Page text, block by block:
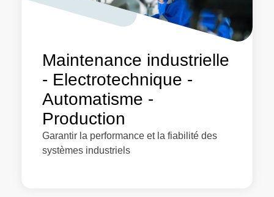
Maintenance industrielle
- Electrotechnique -
Automatisme -
Production
Garantir la performance et la fiabilité des
systèmes industriels